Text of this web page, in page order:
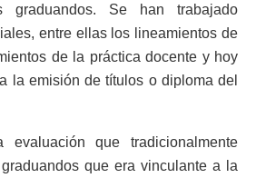
graduandos. Se han trabajado
entre ellas los lineamientos de
de la práctica docente y hoy
la emisión de títulos o diploma del
que tradicionalmente
que era vinculante a la